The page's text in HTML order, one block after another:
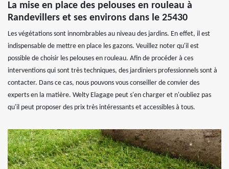
La mise en place des pelouses en rouleau à
Randevillers et ses environs dans le 25430
Les végétations sont innombrables au niveau des jardins. En effet, il est
indispensable de mettre en place les gazons. Veuillez noter qu'il est
possible de choisir les pelouses en rouleau. Afin de procéder à ces
interventions qui sont très techniques, des jardiniers professionnels sont à
contacter. Dans ce cas, nous pouvons vous conseiller de convier des
experts en la matière. Welty Elagage peut s'en charger et n'oubliez pas
qu'il peut proposer des prix très intéressants et accessibles à tous.